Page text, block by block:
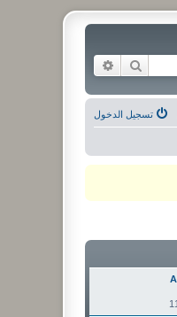
بحث
تسجيل الدخول